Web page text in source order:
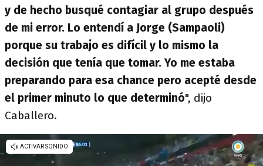
y de hecho busqué contagiar al grupo después
de mi error. Lo entendí a Jorge (Sampaoli)
porque su trabajo es difícil y lo mismo la
decisión que tenía que tomar. Yo me estaba
preparando para esa chance pero acepté desde
el primer minuto lo que determinó", dijo
Caballero.